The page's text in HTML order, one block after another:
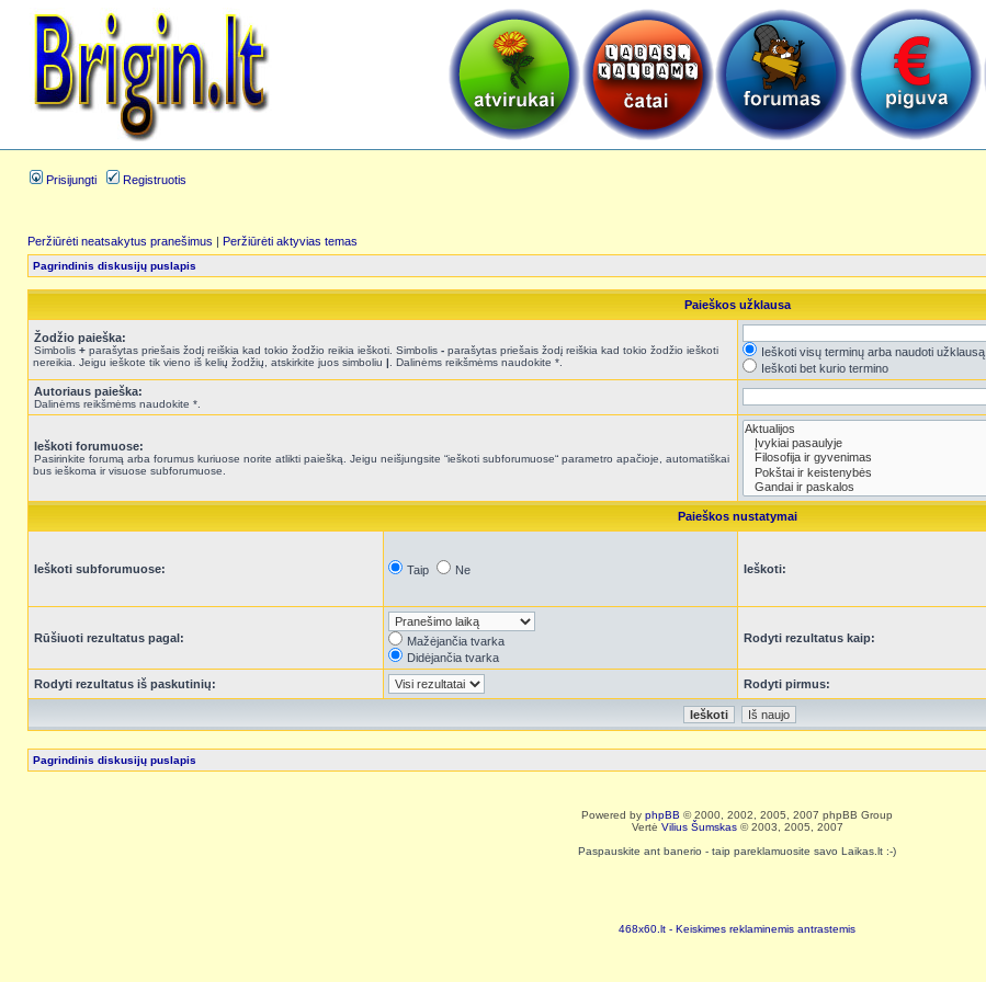
Prisijungti Registruotis
Peržiūrėti neatsakytus pranešimus | Peržiūrėti aktyvias temas
Pagrindinis diskusijų puslapis
Paieškos užklausa
Žodžio paieška:
Simbolis + parašytas priešais žodį reiškia kad tokio žodžio reikia ieškoti. Simbolis - parašytas priešais žodį reiškia kad tokio žodžio ieškoti
nereikia. Jeigu ieškote tik vieno iš kelių žodžių, atskirkite juos simboliu | . Dalinėms reikšmėms naudokite *.
Ieškoti visų terminų arba naudoti užklausą
Ieškoti bet kurio termino
Autoriaus paieška:
Dalinėms reikšmėms naudokite *.
Ieškoti forumuose:
Pasirinkite forumą arba forumus kuriuose norite atlikti paiešką. Jeigu neišjungsite “ieškoti subforumuose“ parametro apačioje, automatiškai
bus ieškoma ir visuose subforumuose.
Paieškos nustatymai
Ieškoti subforumuose: Taip Ne Ieškoti:
Rūšiuoti rezultatus pagal:
Mažėjančia tvarka
Didėjančia tvarka
Rodyti rezultatus kaip:
Rodyti rezultatus iš paskutinių: Rodyti pirmus:
Pagrindinis diskusijų puslapis
Powered by phpBB © 2000, 2002, 2005, 2007 phpBB Group
Vertė Vilius Šumskas© 2003, 2005, 2007
Paspauskite ant banerio - taip pareklamuosite savo Laikas.lt :-)
468x60.lt - Keiskimes reklaminemis antrastemis